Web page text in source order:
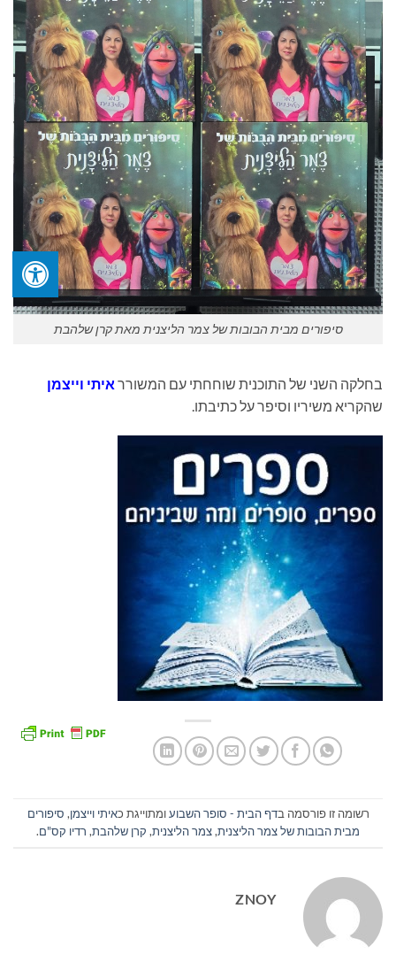
סיפורים מבית הבובות של צמר הליצנית מאת קרן שלהבת
בחלקה השני של התוכנית שוחחתי עם המשורר איתי וייצמן
שהקריא משיריו וסיפר על כתיבתו.
רשומה זו פורסמה בדף הבית - סופר השבועומתוייגת כאיתי וייצמן, סיפורים
מבית הבובות של צמר הליצנית,צמר הליצנית, קרן שלהבת, רדיו קס"ם.
ZNOY